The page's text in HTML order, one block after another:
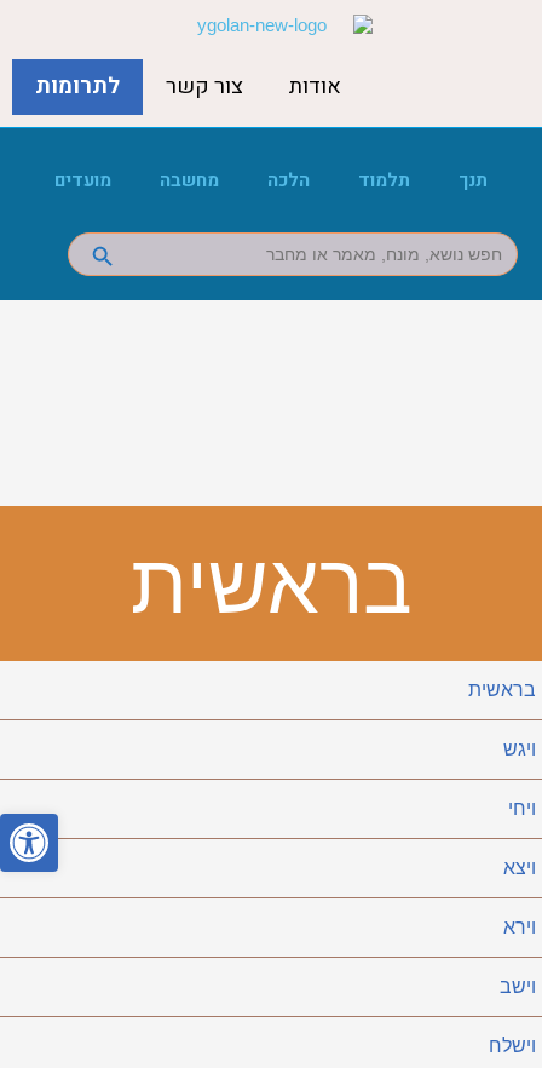
אודות צור קשר לתרומות
תנך תלמוד הלכה מחשבה מועדים
Search
for:
Search Button
בראשית
בראשית
ויגש
ויחי
ויצא
וירא
וישב
וישלח
פתח